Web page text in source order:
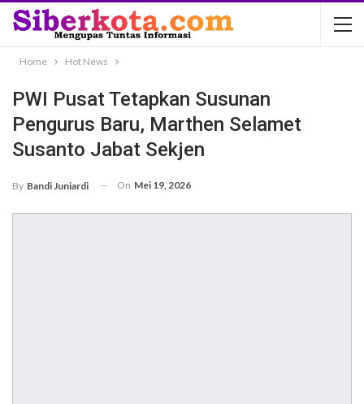
Home Hot News
PWI Pusat Tetapkan Susunan
Pengurus Baru, Marthen Selamet
Susanto Jabat Sekjen
By Bandi Juniardi On Mei 19, 2026